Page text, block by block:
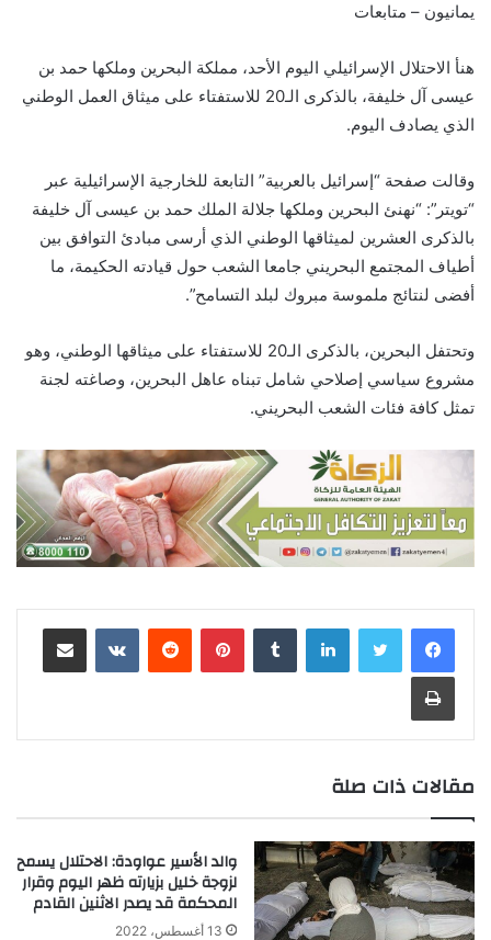
يمانيون – متابعات
هنأ الاحتلال الإسرائيلي اليوم الأحد، مملكة البحرين وملكها حمد بن
عيسى آل خليفة، بالذكرى الـ20 للاستفتاء على ميثاق العمل الوطني
الذي يصادف اليوم.
وقالت صفحة “إسرائيل بالعربية” التابعة للخارجية الإسرائيلية عبر
“تويتر”: “نهنئ البحرين وملكها جلالة الملك حمد بن عيسى آل خليفة
بالذكرى العشرين لميثاقها الوطني الذي أرسى مبادئ التوافق بين
أطياف المجتمع البحريني جامعا الشعب حول قيادته الحكيمة، ما
أفضى لنتائج ملموسة مبروك لبلد التسامح”.
وتحتفل البحرين، بالذكرى الـ20 للاستفتاء على ميثاقها الوطني، وهو
مشروع سياسي إصلاحي شامل تبناه عاهل البحرين، وصاغته لجنة
تمثل كافة فئات الشعب البحريني.
لينكدإن بينتيريست
مقالات ذات صلة
والد الأسير عواودة: الاحتلال يسمح
لزوجة خليل بزيارته ظهر اليوم وقرار
المحكمة قد يصدر الاثنين القادم
13 أغسطس، 2022